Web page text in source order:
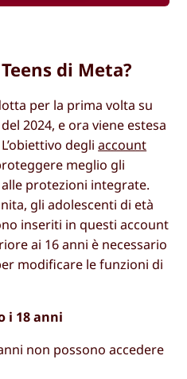
di Meta?
per la prima volta su
2024, e ora viene estesa
degliaccount
meglio gli
protezioni integrate.
gli adolescenti di età
inseriti in questi account
ai 16 anni è necessario
modificare le funzioni di
i 18 anni
non possono accedere